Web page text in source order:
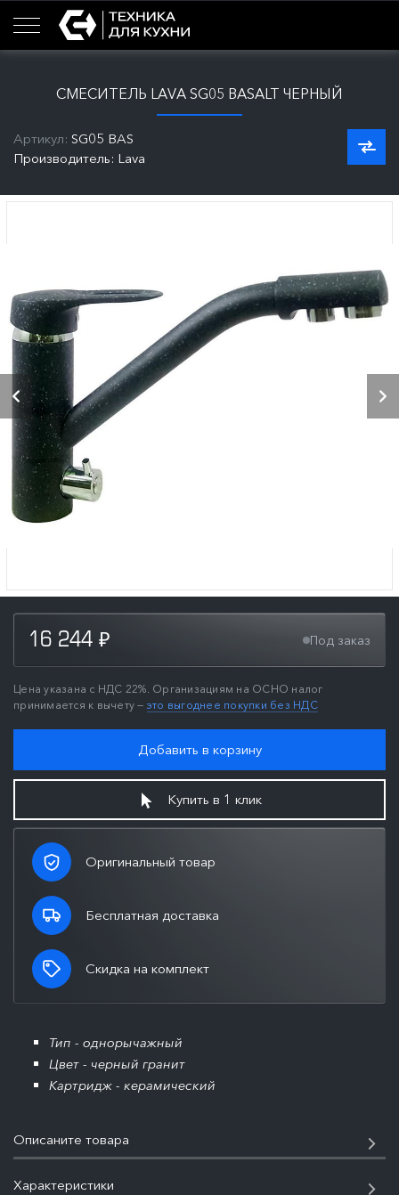
СМЕСИТЕЛЬ LAVA SG05 BASALT ЧЕРНЫЙ
Артикул: SG05 BAS
Производитель: Lava
16 244 ₽ Под заказ
Цена указана с НДС 22%. Организациям на ОСНО налог
принимается к вычету — это выгоднее покупки без НДС
Добавить в корзину
Купить в 1 клик
Оригинальный товар
Бесплатная доставка
Скидка на комплект
Тип - однорычажный
Цвет - черный гранит
Картридж - керамический
Описаните товара
Характеристики